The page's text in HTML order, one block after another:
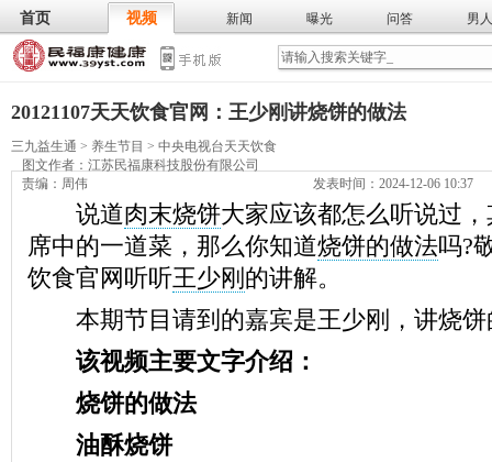
首页 视频 新闻 曝光 问答 男人
武术 气功 膳食 食谱 营养
20121107天天饮食官网：王少刚讲烧饼的做法
三九益生通 > 养生节目 > 中央电视台天天饮食
图文作者： 江苏民福康科技股份有限公司
责编：周伟
发表时间：2024-12-06 10:37
说道肉末烧饼大家应该都怎么听说过
席中的一道菜，那么你知道烧饼的做法吗?
饮食官网听听王少刚 的讲解。
本期节目请到的嘉宾是王少刚，讲烧饼
该视频主要文字介绍：
烧饼的做法
油酥烧饼